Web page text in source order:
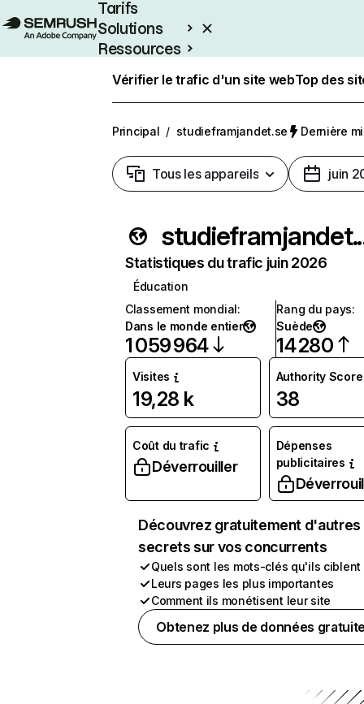
Tarifs
Solutions
Ressources
Vérifier le trafic d'un site webTop des
Principal / studieframjandet.se Dernière
Tous les appareils juin
Statistiques du trafic juin 2026
Éducation
Classement mondial:
Dans le monde entier
1 059 964
Rang du pays:
Suède
14 280
Visites
19,28 k
Authority Score
38
Coût du trafic
Déverrouiller
Dépenses
publicitaires
Découvrez gratuitement d'autres
secrets sur vos concurrents
Quels sont les mots-clés qu'ils ciblent
Leurs pages les plus importantes
Comment ils monétisent leur site
Obtenez plus de données